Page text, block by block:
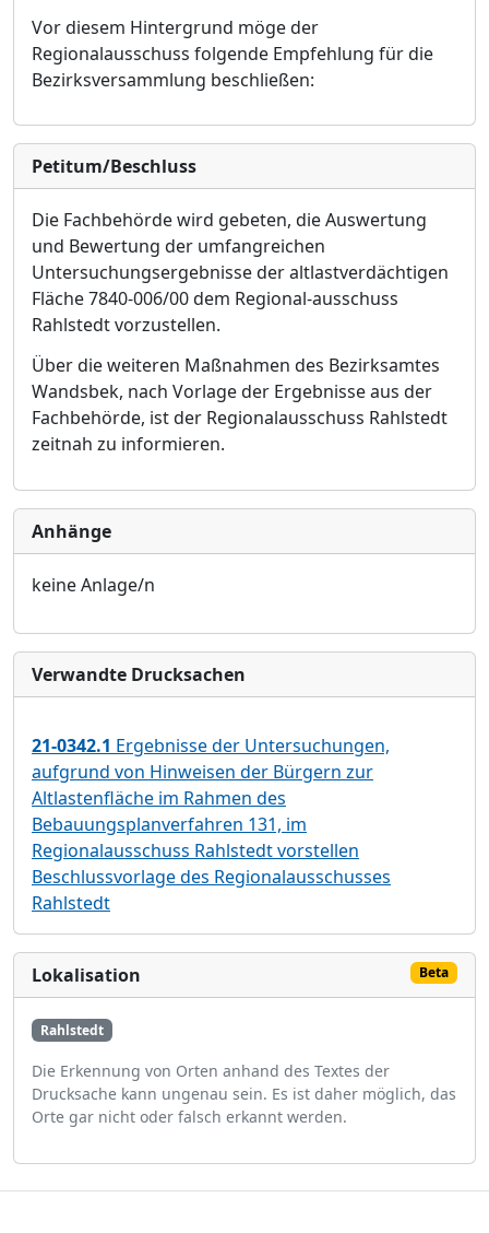
Vor diesem Hintergrund möge der
Regionalausschuss folgende Empfehlung für die
Bezirksversammlung beschließen:
Petitum/Beschluss
Die Fachbehörde wird gebeten, die Auswertung
und Bewertung der umfangreichen
Untersuchungsergebnisse der altlastverdächtigen
Fläche 7840-006/00 dem Regional-ausschuss
Rahlstedt vorzustellen.
Über die weiteren Maßnahmen des Bezirksamtes
Wandsbek, nach Vorlage der Ergebnisse aus der
Fachbehörde, ist der Regionalausschuss Rahlstedt
zeitnah zu informieren.
Anhänge
keine Anlage/n
Verwandte Drucksachen
21-0342.1 Ergebnisse der Untersuchungen,
aufgrund von Hinweisen der Bürgern zur
Altlastenfläche im Rahmen des
Bebauungsplanverfahren 131, im
Regionalausschuss Rahlstedt vorstellen
Beschlussvorlage des Regionalausschusses
Rahlstedt
Lokalisation Beta
Rahlstedt
Die Erkennung von Orten anhand des Textes der
Drucksache kann ungenau sein. Es ist daher möglich, das
Orte gar nicht oder falsch erkannt werden.